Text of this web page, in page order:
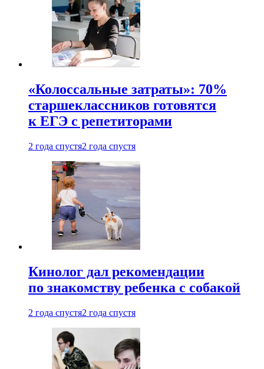
«Колоссальные затраты»: 70%
старшеклассников готовятся
к ЕГЭ с репетиторами
2 года спустя2 года спустя
Кинолог дал рекомендации
по знакомству ребенка с собакой
2 года спустя2 года спустя